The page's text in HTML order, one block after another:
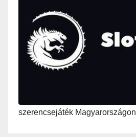
szerencsejáték Magyarországon